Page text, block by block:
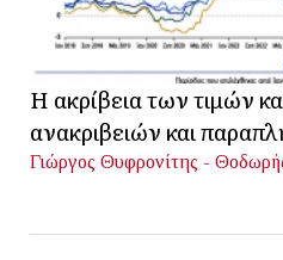
Η ακρίβεια των τιμών
ανακριβειών και
Γιώργος Θυφρονίτης -